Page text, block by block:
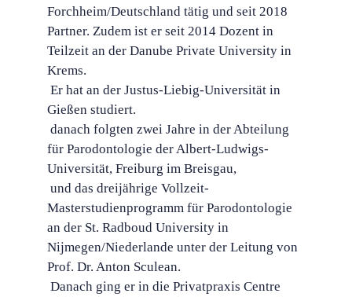
Forchheim/Deutschland tätig und seit 2018
Partner. Zudem ist er seit 2014 Dozent in
Teilzeit an der Danube Private University in
Krems.
 Er hat an der Justus-Liebig-Universität in
Gießen studiert.
 danach folgten zwei Jahre in der Abteilung
für Parodontologie der Albert-Ludwigs-
Universität, Freiburg im Breisgau,
 und das dreijährige Vollzeit-
Masterstudienprogramm für Parodontologie
an der St. Radboud University in
Nijmegen/Niederlande unter der Leitung von
Prof. Dr. Anton Sculean.
 Danach ging er in die Privatpraxis Centre